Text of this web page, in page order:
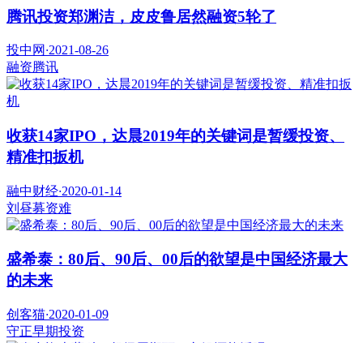
腾讯投资郑渊洁，皮皮鲁居然融资5轮了
投中网 ·2021-08-26
融资腾讯
收获14家IPO，达晨2019年的关键词是暂缓投资、
精准扣扳机
融中财经·2020-01-14
刘昼募资难
盛希泰：80后、90后、00后的欲望是中国经济最大
的未来
创客猫·2020-01-09
守正早期投资